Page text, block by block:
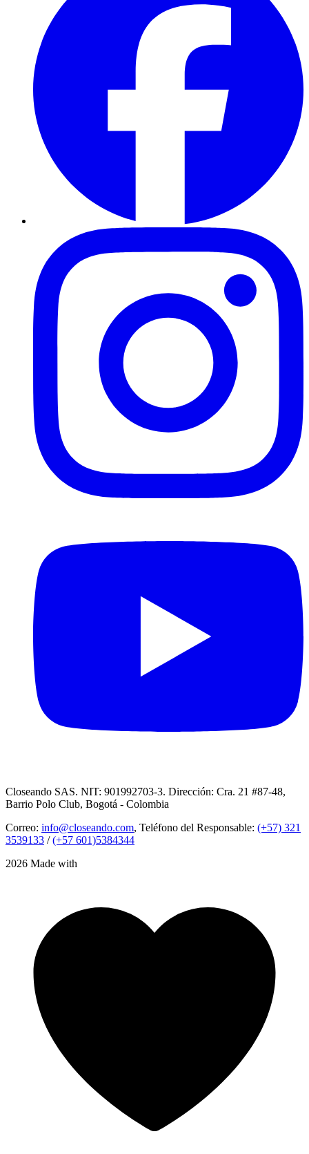
Closeando SAS. NIT: 901992703-3. Dirección: Cra. 21 #87-48,
Barrio Polo Club, Bogotá - Colombia
Correo: info@closeando.com, Teléfono del Responsable: (+57) 321
3539133 /(+57 601)5384344
2026 Made with